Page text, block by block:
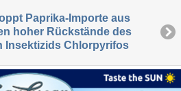
Paprika-Importe aus
hoher Rückstände des
Insektizids Chlorpyrifos